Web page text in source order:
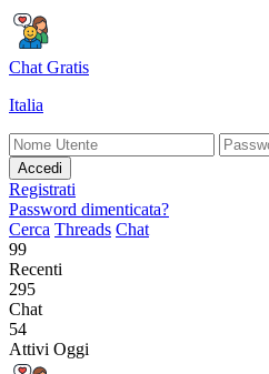
Chat Gratis
Italia
Accedi
Registrati
Password dimenticata?
Cerca Threads Chat
99
Recenti
295
Chat
54
Attivi Oggi